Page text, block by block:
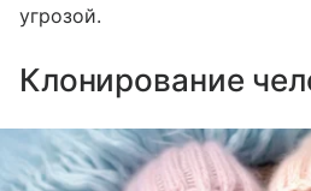
угрозой.
Клонирование